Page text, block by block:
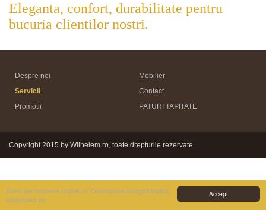
Accept
Acest site foloseste cookie-uri. Continuarea navigarii implica
acceptarea lor.
Eleganta, confort, durabilitate pentru
bucuria clientilor nostri.
Despre noi
Mobilier
Servicii
Contact
Promotii
PATURI TAPITATE
Copyright 2015 by Wilhelem.ro, toate drepturile rezervate